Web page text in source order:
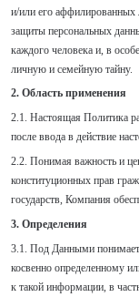
и/или его аффилированных
защиты персональных
каждого человека и, в
личную и семейную тайну.
2. Область применения
2.1. Настоящая Политика
после ввода в действие
2.2. Понимая важность и
конституционных прав
государств, Компания
3. Определения
3.1. Под Данными
косвенно определенному
к такой информации, в